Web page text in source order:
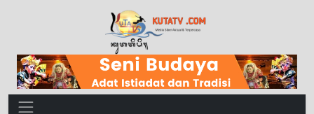
Main Navigation